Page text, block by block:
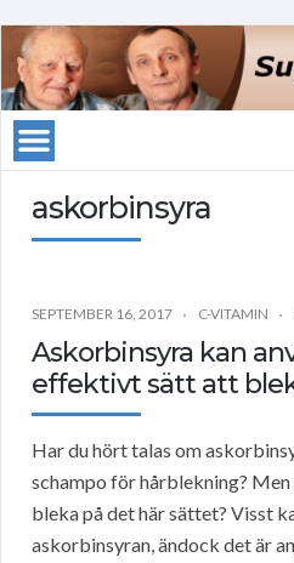
askorbinsyra
SEPTEMBER 16, 2017 C-VITAMIN
Askorbinsyra kan
effektivt sätt att
Har du hört talas om
schampo för hårblekning?
bleka på det här sättet? Visst
askorbinsyran, ändock det är